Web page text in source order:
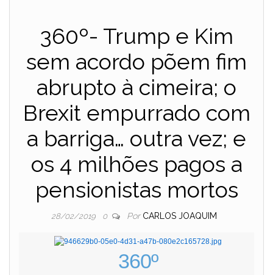
360º- Trump e Kim
sem acordo põem fim
abrupto à cimeira; o
Brexit empurrado com
a barriga… outra vez; e
os 4 milhões pagos a
pensionistas mortos
28/02/2019 0 Por CARLOS JOAQUIM
360º